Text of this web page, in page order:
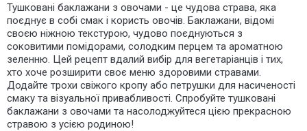
Тушковані баклажани з овочами - це чудова страва, яка
поєднує в собі смак і користь овочів. Баклажани, відомі
своєю ніжною текстурою, чудово поєднуються з
соковитими помідорами, солодким перцем та ароматною
зеленню. Цей рецепт вдалий вибір для вегетаріанців і тих,
хто хоче розширити своє меню здоровими стравами.
Додайте трохи свіжого кропу або петрушки для насиченості
смаку та візуальної привабливості. Спробуйте тушковані
баклажани з овочами та насолоджуйтеся цією прекрасною
стравою з усією родиною!